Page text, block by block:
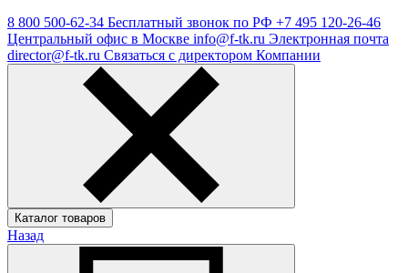
8 800 500-62-34 Бесплатный звонок по РФ +7 495 120-26-46
Центральный офис в Москве info@f-tk.ru Электронная почта
director@f-tk.ru Связаться с директором Компании
Каталог товаров
Назад